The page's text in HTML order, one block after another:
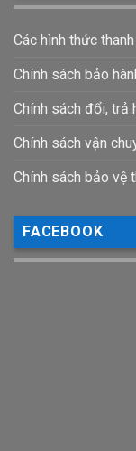
Các hình thức
Chính sách bảo
Chính sách đổi, trả
Chính sách vận
Chính sách bảo vệ
FACEBOOK